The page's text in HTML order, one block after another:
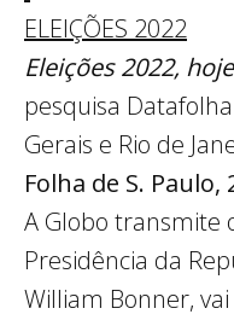
ELEIÇÕES 2022
Eleições 2022,
pesquisa
Gerais e Rio de
Folha de S. Paulo,
A Globo transmite
Presidência da
William Bonner,